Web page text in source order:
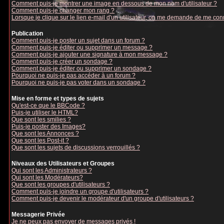
Comment puis-je montrer une image en dessous de mon nom d'utilisateur ?
Comment puis-je changer mon rang ?
Lorsque je clique sur le lien e-mail d'un utilisateur, on me demande de me
Publication
Comment puis-je poster un sujet dans un forum ?
Comment puis-je éditer ou supprimer un message ?
Comment puis-je ajouter une signature à mon message ?
Comment puis-je créer un sondage ?
Comment puis-je éditer ou supprimer un sondage ?
Pourquoi ne puis-je pas accéder à un forum ?
Pourquoi ne puis-je pas voter dans un sondage ?
Mise en forme et types de sujets
Qu'est-ce que le BBCode ?
Puis-je utiliser le HTML?
Que sont les smilies ?
Puis-je poster des Images?
Que sont les Annonces ?
Que sont les Post-it ?
Que sont les sujets de discussions verrouillés ?
Niveaux des Utilisateurs et Groupes
Qui sont les Administrateurs ?
Qui sont les Modérateurs?
Que sont les groupes d'utilisateurs ?
Comment puis-je joindre un groupe d'utilisateurs ?
Comment puis-je devenir le modérateur d'un groupe d'utilisateurs ?
Messagerie Privée
Je ne peux pas envoyer de messages privés !